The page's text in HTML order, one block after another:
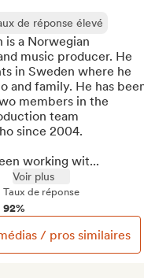
de réponse élevé
is a Norwegian
music producer. He
in Sweden where he
and family. He has
members in the
team
since 2004.
working wit...
Voir plus
Taux de réponse
92%
/ pros similaires